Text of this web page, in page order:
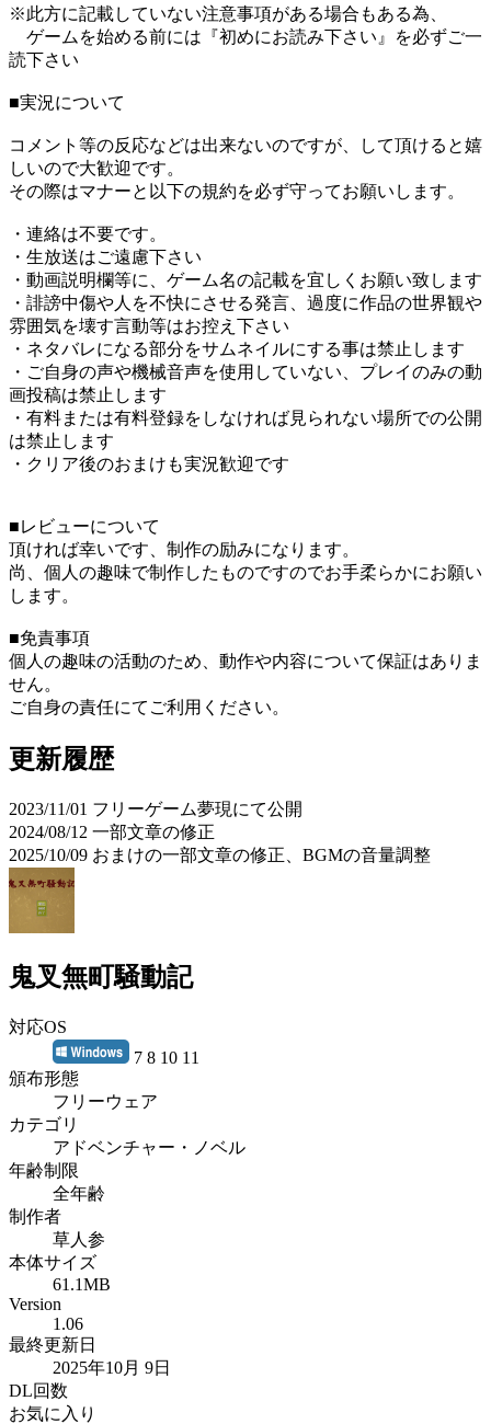
※此方に記載していない注意事項がある場合もある為、
ゲームを始める前には『初めにお読み下さい』を必ずご一
読下さい
■実況について
コメント等の反応などは出来ないのですが、して頂けると嬉
しいので大歓迎です。
その際はマナーと以下の規約を必ず守ってお願いします。
・連絡は不要です。
・生放送はご遠慮下さい
・動画説明欄等に、ゲーム名の記載を宜しくお願い致します
・誹謗中傷や人を不快にさせる発言、過度に作品の世界観や
雰囲気を壊す言動等はお控え下さい
・ネタバレになる部分をサムネイルにする事は禁止します
・ご自身の声や機械音声を使用していない、プレイのみの動
画投稿は禁止します
・有料または有料登録をしなければ見られない場所での公開
は禁止します
・クリア後のおまけも実況歓迎です
■レビューについて
頂ければ幸いです、制作の励みになります。
尚、個人の趣味で制作したものですのでお手柔らかにお願い
します。
■免責事項
個人の趣味の活動のため、動作や内容について保証はありま
せん。
ご自身の責任にてご利用ください。
更新履歴
2023/11/01 フリーゲーム夢現にて公開
2024/08/12 一部文章の修正
2025/10/09 おまけの一部文章の修正、BGMの音量調整
鬼叉無町騒動記
対応OS
7 8 10 11
頒布形態
フリーウェア
カテゴリ
アドベンチャー・ノベル
年齢制限
全年齢
制作者
草人参
本体サイズ
61.1MB
Version
1.06
最終更新日
2025年10月 9日
DL回数
お気に入り